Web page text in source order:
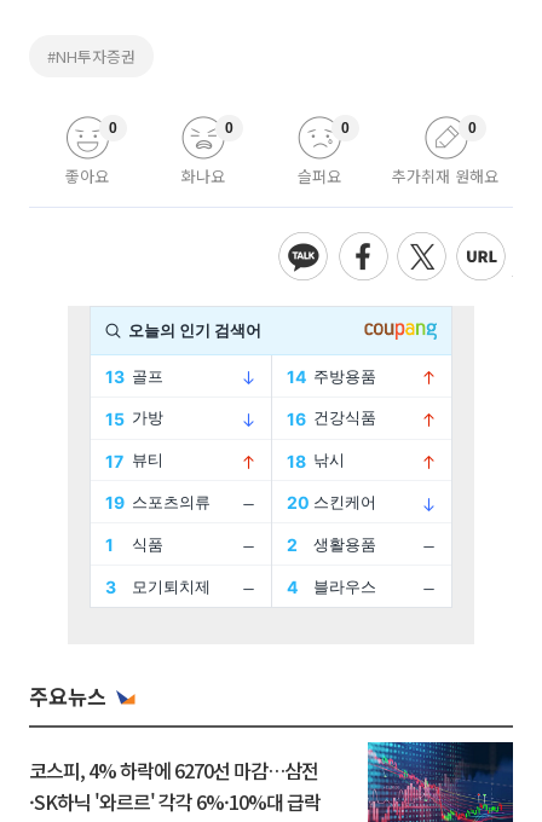
#NH투자증권
좋아요
0
화나요
0
슬퍼요
0
추가취재 원해요
0
주요뉴스
코스피, 4% 하락에 6270선 마감…삼전
·SK하닉 '와르르' 각각 6%·10%대 급락